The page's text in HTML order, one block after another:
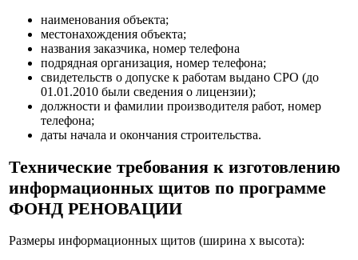
наименования объекта;
местонахождения объекта;
названия заказчика, номер телефона
подрядная организация, номер телефона;
свидетельств о допуске к работам выдано СРО (до
01.01.2010 были сведения о лицензии);
должности и фамилии производителя работ, номер
телефона;
даты начала и окончания строительства.
Технические требования к изготовлению
информационных щитов по программе
ФОНД РЕНОВАЦИИ
Размеры информационных щитов (ширина х высота):